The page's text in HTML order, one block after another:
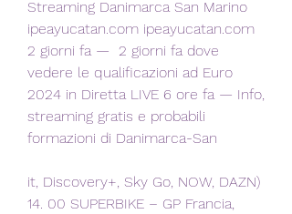
Streaming Danimarca San Marino
ipeayucatan.com ipeayucatan.com
2 giorni fa —  2 giorni fa dove
vedere le qualificazioni ad Euro
2024 in Diretta LIVE 6 ore fa — Info,
streaming gratis e probabili
formazioni di Danimarca-San
it, Discovery+, Sky Go, NOW, DAZN)
14. 00 SUPERBIKE – GP Francia,